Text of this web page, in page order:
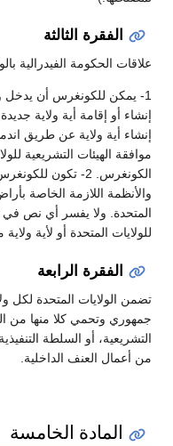
الفقرة الثالثة
علاقات الحكومة الفيدرالية
1- يمكن للكونغرس أن يدخل
إنشاء أو إقامة أية ولاية
إنشاء أية ولاية عن طريق
موافقة الهيئات التشريعية
الكونغرس. 2- تكون
والأنظمة اللازمة الخاصة
المتحدة. ولا يفسر أي نص
للولايات المتحدة أو لأية ولاية
الفقرة الرابعة
تضمن الولايات المتحدة لكل
جمهوري وتحمي كلا منها من
التشريعية، أو السلطة
من أعمال العنف الداخلية.
المادة الخامسة